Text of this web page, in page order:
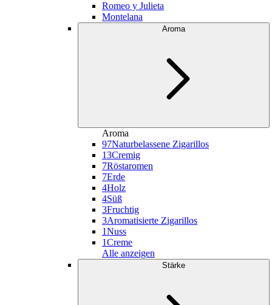
Romeo y Julieta
Montelana
Aroma
Aroma
97Naturbelassene Zigarillos
13Cremig
7Röstaromen
7Erde
4Holz
4Süß
3Fruchtig
3Aromatisierte Zigarillos
1Nuss
1Creme
Alle anzeigen
Stärke